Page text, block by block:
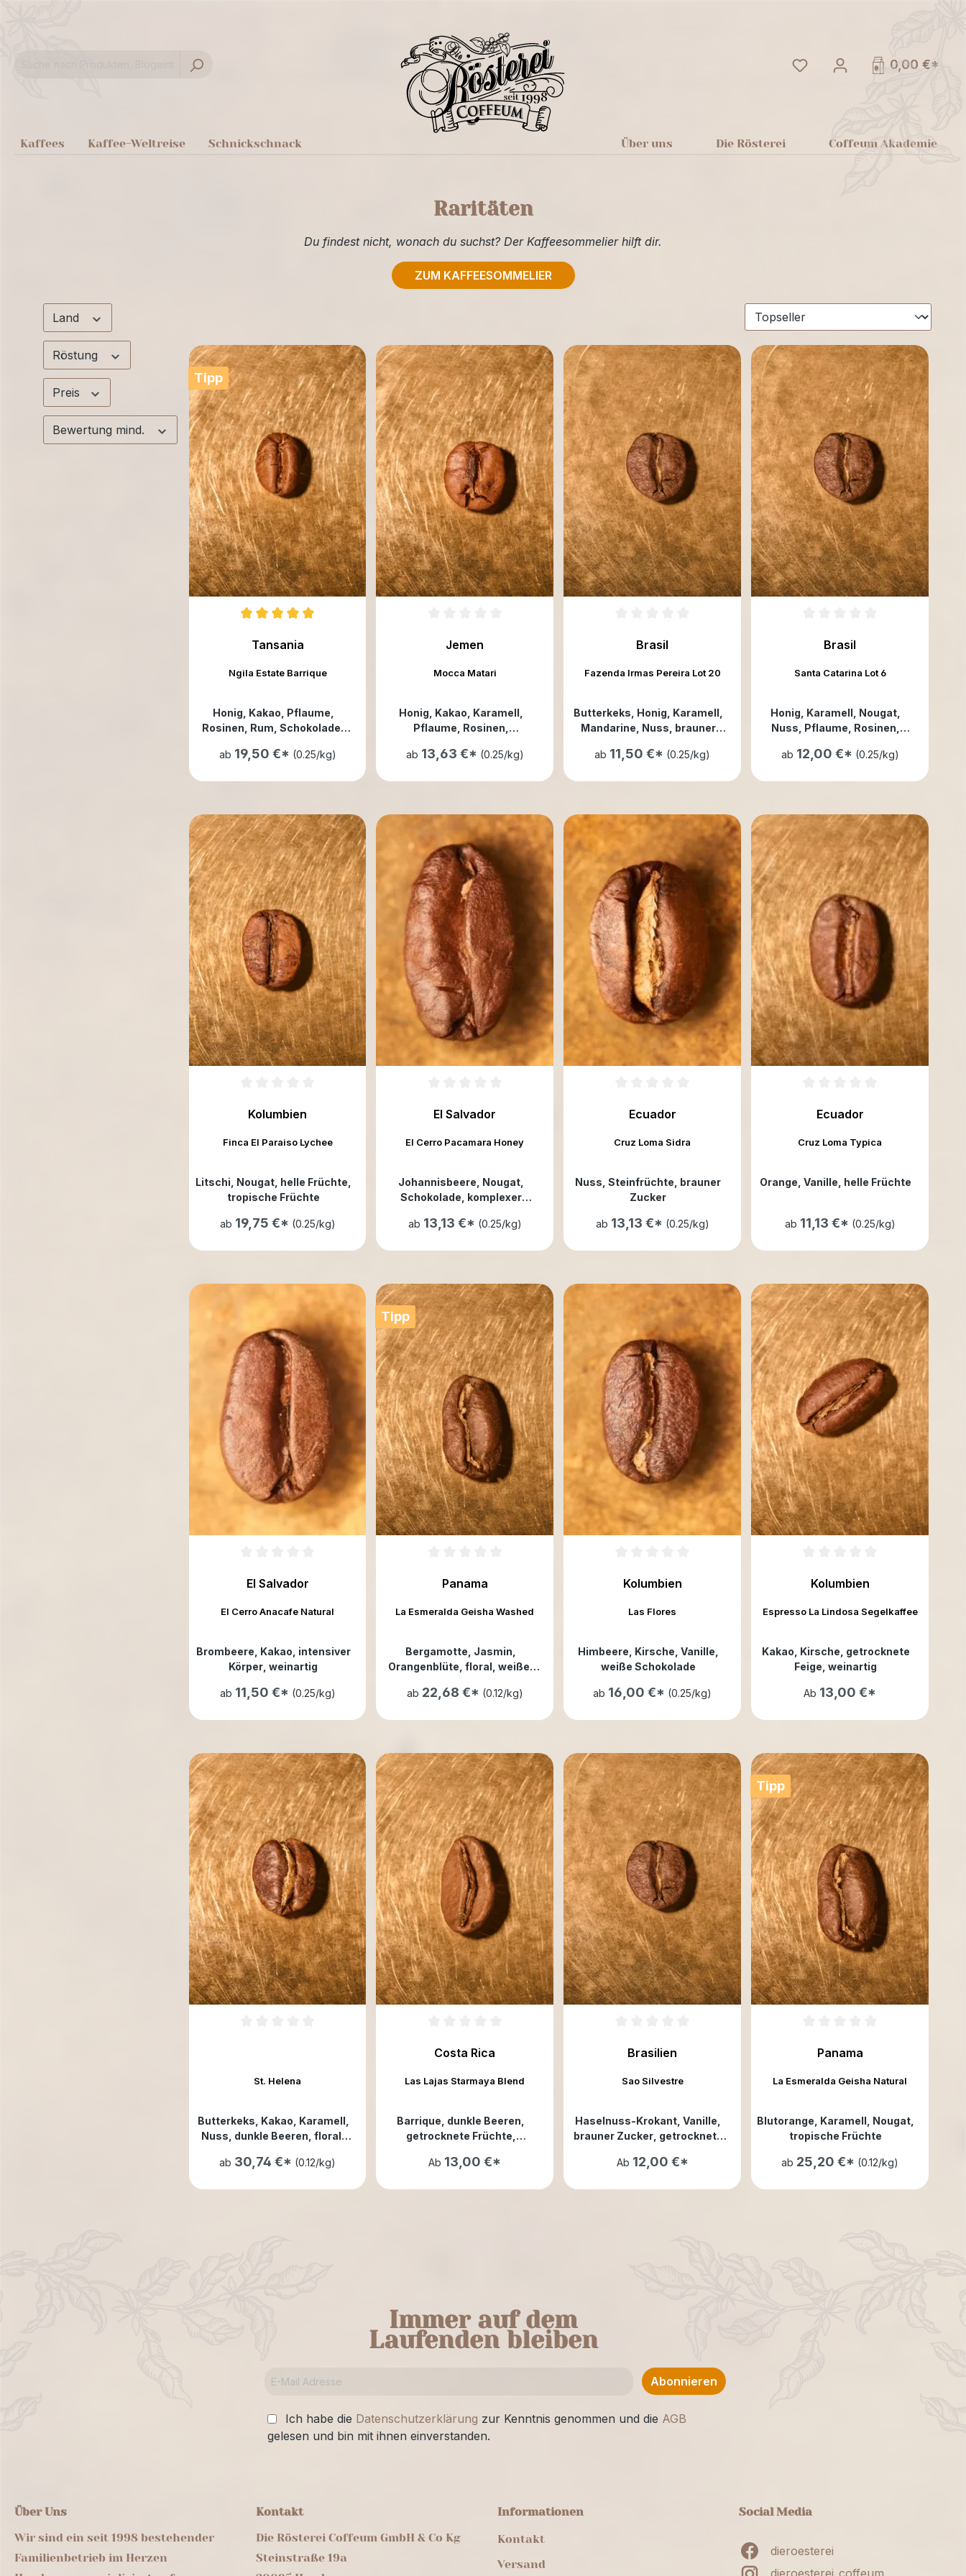
Du hast 0 Produkte auf
0,00 €*
Kaffees Kaffee-Weltreise Schnickschnack Über uns Die Rösterei Coffeum Akademie
Raritäten
Du findest nicht, wonach du suchst? Der Kaffeesommelier hilft dir.
ZUM KAFFEESOMMELIER
Land
Röstung
Preis
Bewertung mind.
Tipp
Tansania
Ngila Estate Barrique
Honig , Kakao , Pflaume
Rosinen , Rum , Schokolade,
weinartig
ab 19,50 €* (0.25/kg)
Jemen
Mocca Matari
Honig , Kakao , Karamell
Pflaume , Rosinen
dunkle Früchte, weinartig
ab 13,63 €* (0.25/kg)
Brasil
Fazenda Irmas Pereira Lot 20
Butterkeks , Honig , Karamell
Mandarine , Nuss , brauner
ab 11,50 €* (0.25/kg)
Brasil
Santa Catarina Lot 6
Honig , Karamell , Nougat
Nuss , Pflaume , Rosinen
Beeren, floral, tropische
ab 12,00 €* (0.25/kg)
Kolumbien
Finca El Paraiso Lychee
Litschi , Nougat, helle Früchte
tropische Früchte
ab 19,75 €* (0.25/kg)
El Salvador
El Cerro Pacamara Honey
Johannisbeere , Nougat,
Schokolade , komplexer
ab 13,13 €* (0.25/kg)
Ecuador
Cruz Loma Sidra
Nuss , Steinfrüchte , brauner
Zucker
ab 13,13 €* (0.25/kg)
Ecuador
Cruz Loma Typica
Orange , Vanille , helle Früchte
ab 11,13 €* (0.25/kg)
El Salvador
El Cerro Anacafe Natural
Brombeere , Kakao , intensiver
Körper , weinartig
ab 11,50 €* (0.25/kg)
Tipp
Panama
La Esmeralda Geisha Washed
Bergamotte , Jasmin
Orangenblüte , floral , weißer
ab 22,68 €* (0.12/kg)
Kolumbien
Las Flores
Himbeere , Kirsche , Vanille
weiße Schokolade
ab 16,00 €* (0.25/kg)
Kolumbien
Espresso La Lindosa Segelkaffee
Kakao , Kirsche , getrocknete
Feige , weinartig
Ab 13,00 €*
St. Helena
Butterkeks , Kakao , Karamell
Nuss , dunkle Beeren , floral,
ab 30,74 €* (0.12/kg)
Costa Rica
Las Lajas Starmaya Blend
Barrique , dunkle Beeren
getrocknete Früchte
Ab 13,00 €*
Brasilien
Sao Silvestre
Haselnuss-Krokant , Vanille
brauner Zucker, getrocknete
Ab 12,00 €*
Tipp
Panama
La Esmeralda Geisha Natural
Blutorange , Karamell , Nougat
tropische Früchte
ab 25,20 €* (0.12/kg)
Immer auf dem
Laufenden bleiben
Abonnieren
Ich habe die Datenschutzerklärung zur Kenntnis genommen und die AGB
gelesen und bin mit ihnen einverstanden.
Über Uns
Wir sind ein seit 1998 bestehender
Familienbetrieb im Herzen
Kontakt
Die Rösterei Coffeum GmbH & Co Kg
Steinstraße 19a
Informationen
Kontakt
Versand
Social Media
dieroesterei